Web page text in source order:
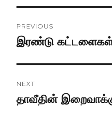
navigation
PREVIOUS
Previous
இரண்டு
NEXT
Next
தாவீதின்